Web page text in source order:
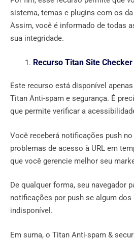
sistema, temas e plugins com os
Assim, você é informado de todas
sua integridade.
Recurso Titan Site Checker
Este recurso está disponível
Titan Anti-spam e segurança. É
que permite verificar a
Você receberá notificações push
problemas de acesso à URL em
que você gerencie melhor seu
De qualquer forma, seu navegador
notificações por push se algum dos
indisponível.
Em suma, o Titan Anti-spam &